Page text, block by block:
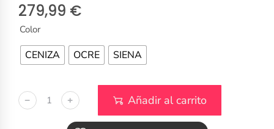
279,99 €
Color
CENIZA OCRE SIENA
﹣ ﹢ Añadir al carrito